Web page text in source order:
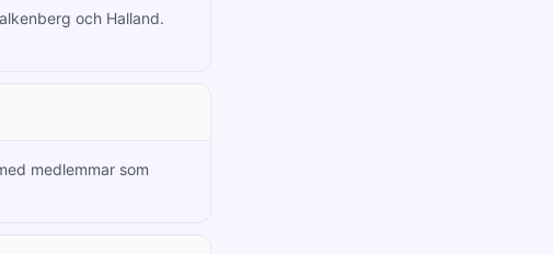
och Halland.
medlemmar som